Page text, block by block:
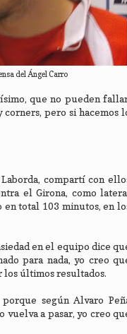
del Ángel Carro
que no pueden
pero si hacemos
compartí con
el Girona, como
total 103 minutos, en
en el equipo dice
para nada, yo creo
los últimos resultados.
según Alvaro
vuelva a pasar, yo creo